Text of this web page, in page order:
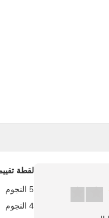
لقطة
5 النجوم
4 النجوم